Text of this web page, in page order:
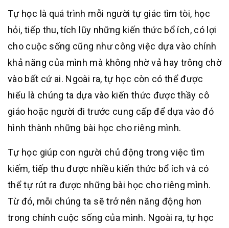
Tự học là quá trình mỗi người tự giác tìm tòi, học
hỏi, tiếp thu, tích lũy những kiến thức bổ ích, có lợi
cho cuộc sống cũng như công việc dựa vào chính
khả năng của mình mà không nhờ vả hay trông chờ
vào bất cứ ai. Ngoài ra, tự học còn có thể được
hiểu là chúng ta dựa vào kiến thức được thầy cô
giáo hoặc người đi trước cung cấp để dựa vào đó
hình thành những bài học cho riêng mình.
Tự học giúp con người chủ động trong việc tìm
kiếm, tiếp thu được nhiều kiến thức bổ ích và có
thể tự rút ra được những bài học cho riêng mình.
Từ đó, mỗi chúng ta sẽ trở nên năng động hơn
trong chính cuộc sống của mình. Ngoài ra, tự học